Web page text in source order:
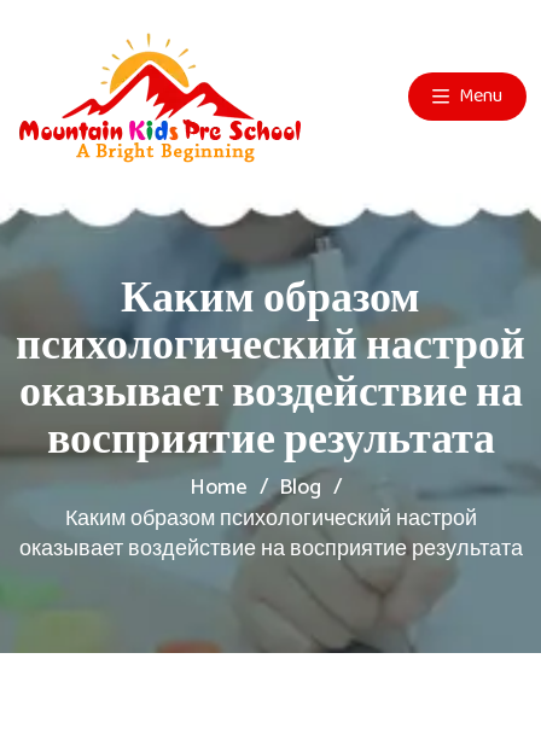
Menu
Каким образом
психологический настрой
оказывает воздействие на
восприятие результата
Home
Blog
Каким образом психологический настрой
оказывает воздействие на восприятие результата